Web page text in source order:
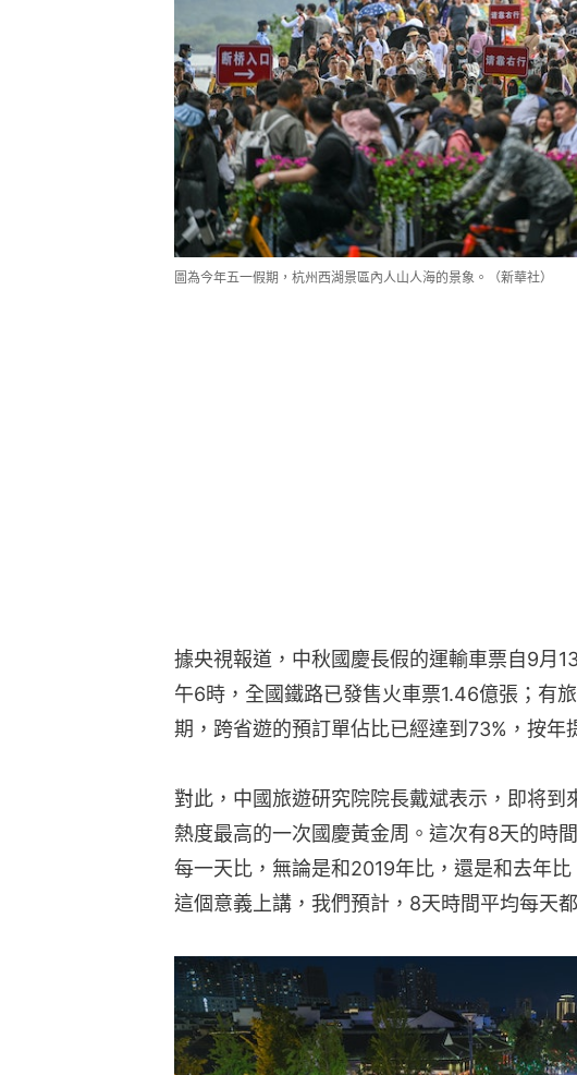
圖為今年五一假期，杭州西湖景區內人山人海的景象。（新華社）
據央視報道，中秋國慶長假的運輸車票自9月
午6時，全國鐵路已發售火車票1.46億張；有
期，跨省遊的預訂單佔比已經達到73%，按年
對此，中國旅遊研究院院長戴斌表示，即将到
熱度最高的一次國慶黃金周。這次有8天的時
每一天比，無論是和2019年比，還是和去年
這個意義上講，我們預計，8天時間平均每天